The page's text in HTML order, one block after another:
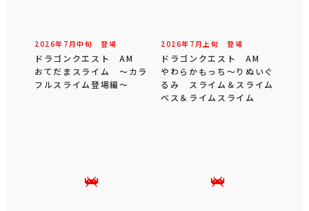
2026年 7 月中旬 登場
ドラゴンクエスト AM
おてだまスライム ～カラ
フルスライム登場編～
2026年 7 月 上旬 登場
ドラゴンクエスト AM
やわらかもっち～りぬいぐ
るみ スライム＆スライム
ベス＆ライムスライム